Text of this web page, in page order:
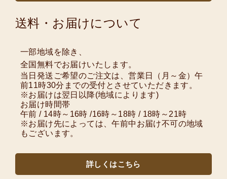
送料・お届けについて
一部地域を除き、
全国無料でお届けいたします。
当日発送ご希望のご注文は、営業日（月～金）午
前11時30分までの受付とさせていただきます。
※お届けは翌日以降(地域によります)
お届け時間帯
午前 / 14時～16時 /16時～18時 / 18時～21時
※お届け先によっては、午前中お届け不可の地域
もございます。
詳しくはこちら